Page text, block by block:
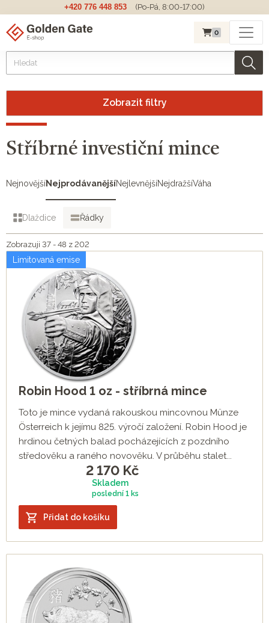
+420 776 448 853 (Po-Pá, 8:00-17:00)
0
Zobrazit filtry
Stříbrné investiční mince
NejnovějšíNejprodávanějšíNejlevnějšíNejdražšíVáha
Dlaždice Řádky
Zobrazuji 37 - 48 z 202
Limitovaná emise
Robin Hood 1 oz - stříbrná mince
Toto je mince vydaná rakouskou mincovnou Münze
Österreich k jejímu 825. výročí založení. Robin Hood je
hrdinou četných balad pocházejících z pozdního
středověku a raného novověku. V průběhu stalet...
2 170 Kč
Skladem
poslední 1 ks
Přidat do košíku